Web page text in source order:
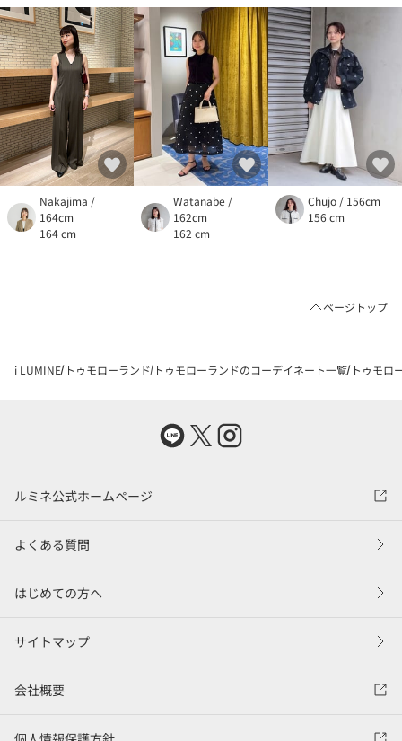
Nakajima /
164cm
164 cm
Watanabe /
162cm
162 cm
Chujo / 156cm
156 cm
ページトップ
i LUMINE トゥモローランド トゥモローランドのコーデイネート一覧 トゥモロ
ルミネ公式ホームページ
よくある質問
はじめての方へ
サイトマップ
会社概要